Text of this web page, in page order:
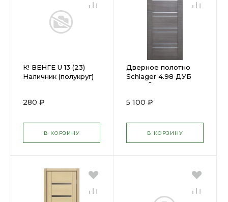
К! ВЕНГЕ U 13 (23)
Наличник (полукруг)
280 ₽
В КОРЗИНУ
Дверное полотно
Schlager 4.98 ДУБ
СЕРЫЙ (600х2000)
5 100 ₽
В КОРЗИНУ